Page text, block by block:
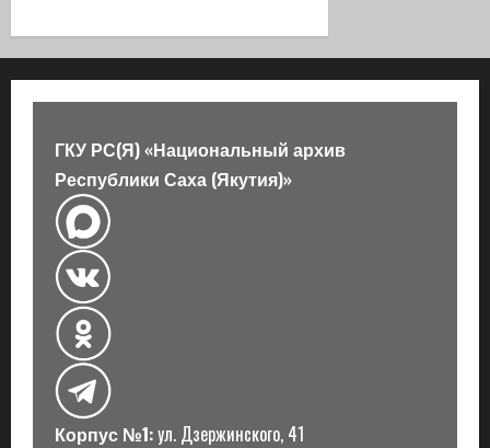
ц
и
я
з
а
п
и
с
и
ГКУ РС(Я) «Национальный архив
Республики Саха (Якутия)»
Корпус №1:ул. Дзержинского, 41